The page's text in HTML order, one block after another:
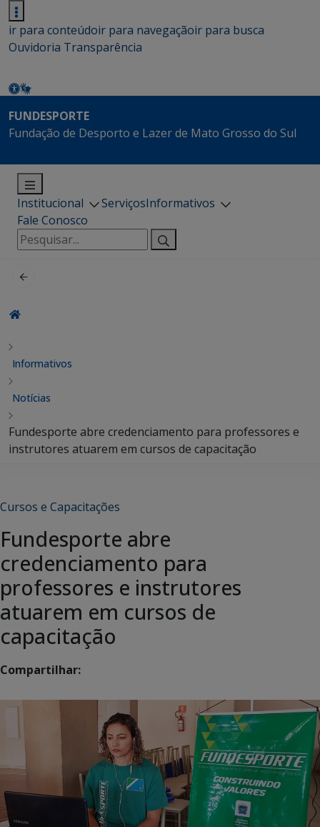
ir para conteúdoir para navegaçãoir para busca
Ouvidoria Transparência
FUNDESPORTE
Fundação de Desporto e Lazer de Mato Grosso do Sul
Institucional ServiçosInformativos
Fale Conosco
Pesquisar
por:
Informativos
Notícias
Fundesporte abre credenciamento para professores e
instrutores atuarem em cursos de capacitação
Cursos e Capacitações
Fundesporte abre
credenciamento para
professores e instrutores
atuarem em cursos de
capacitação
Compartilhar: